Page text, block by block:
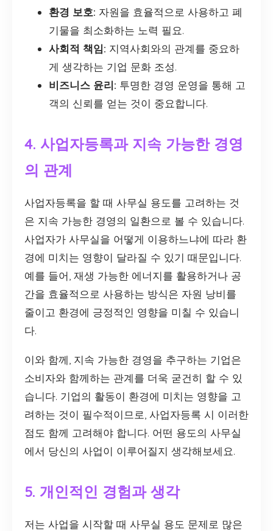
환경 보호: 자원을 효율적으로 사용하고 폐
기물을 최소화하는 노력 필요.
사회적 책임: 지역사회와의 관계를 중요하
게 생각하는 기업 문화 조성.
비즈니스 윤리: 투명한 경영 운영을 통해 고
객의 신뢰를 얻는 것이 중요합니다.
4. 사업자등록과 지속 가능한 경영
의 관계
사업자등록을 할 때 사무실 용도를 고려하는 것
은 지속 가능한 경영의 일환으로 볼 수 있습니다.
사업자가 사무실을 어떻게 이용하느냐에 따라 환
경에 미치는 영향이 달라질 수 있기 때문입니다.
예를 들어, 재생 가능한 에너지를 활용하거나 공
간을 효율적으로 사용하는 방식은 자원 낭비를
줄이고 환경에 긍정적인 영향을 미칠 수 있습니
다.
이와 함께, 지속 가능한 경영을 추구하는 기업은
소비자와 함께하는 관계를 더욱 굳건히 할 수 있
습니다. 기업의 활동이 환경에 미치는 영향을 고
려하는 것이 필수적이므로, 사업자등록 시 이러한
점도 함께 고려해야 합니다. 어떤 용도의 사무실
에서 당신의 사업이 이루어질지 생각해보세요.
5. 개인적인 경험과 생각
저는 사업을 시작할 때 사무실 용도 문제로 많은